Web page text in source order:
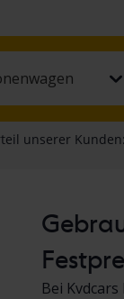
Bei